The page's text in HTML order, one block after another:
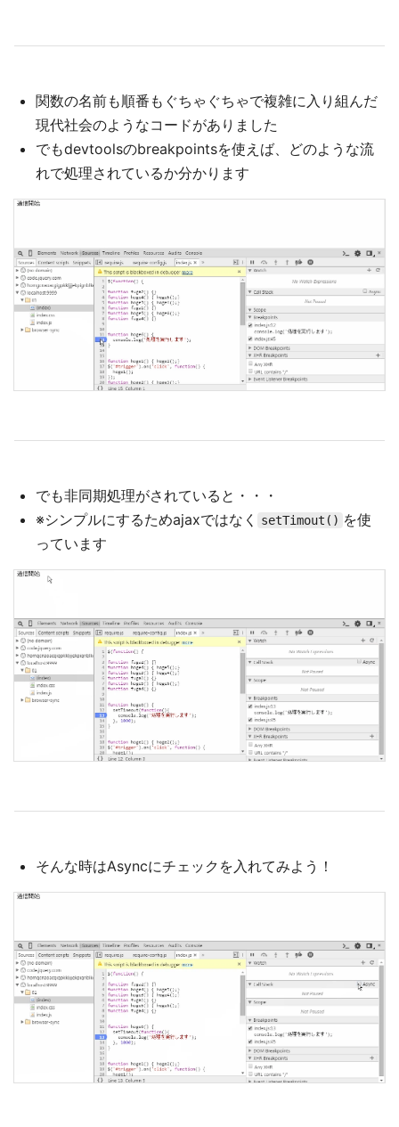
関数の名前も順番もぐちゃぐちゃで複雑に入り組んだ
現代社会のようなコードがありました
でもdevtoolsのbreakpointsを使えば、どのような流
れで処理されているか分かります
でも非同期処理がされていると・・・
※シンプルにするためajaxではなく
setTimout() を使
っています
そんな時はAsyncにチェックを入れてみよう！